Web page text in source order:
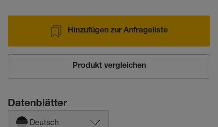
Hinzufügen zur Anfrageliste
Produkt vergleichen
Datenblätter
Deutsch